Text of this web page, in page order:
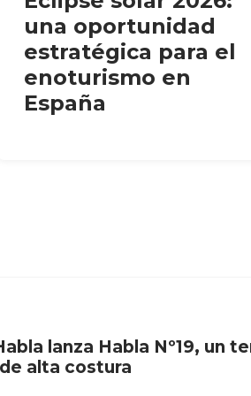
una oportunidad
estratégica para el
enoturismo en
España
lanza Habla Nº19, un
alta costura